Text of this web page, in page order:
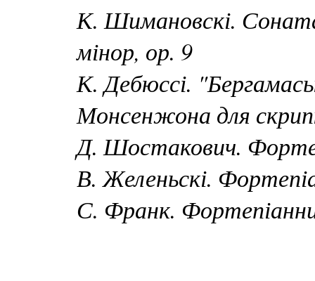
К. Шимановскі.
мінор, ор. 9
К. Дебюссі.
Монсенжона для
Д. Шостакович.
В. Желеньскі.
С. Франк.